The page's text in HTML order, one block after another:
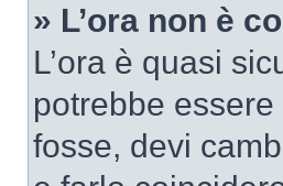
» L’ora non è
L’ora è quasi
potrebbe
fosse, devi